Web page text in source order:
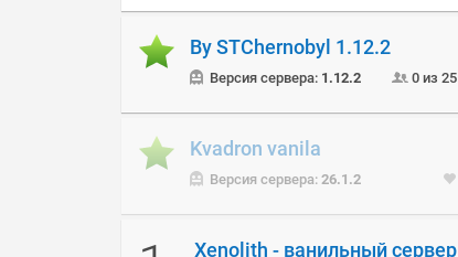
By STChernobyl 1.12.2
Версия сервера: 1.12.2 0 из 25
Kvadron vanila
Версия сервера: 26.1.2
Xenolith - ванильный сервер